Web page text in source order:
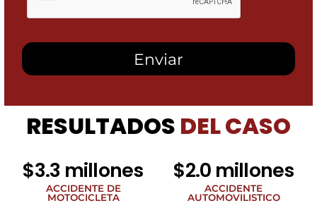
casilla,
recibir
mensajes
SMS
Law
Group
relacionados
noticias
legales
número
RESULTADOS DEL CASO
$3.3 millones
ACCIDENTE DE
MOTOCICLETA
$2.0 millones
ACCIDENTE
AUTOMOVILISTICO